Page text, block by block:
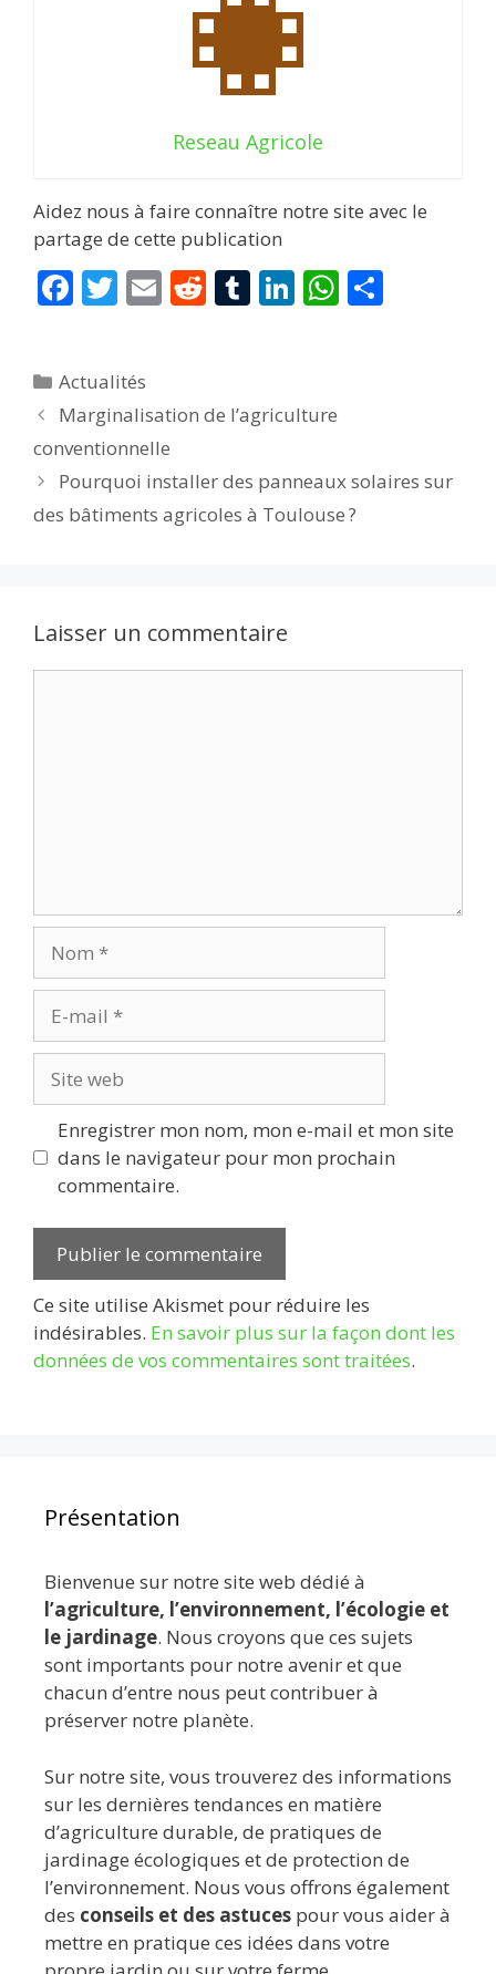
Reseau Agricole
Aidez nous à faire connaître notre site avec le
partage de cette publication
F
b
o
o
k
T
er
E R
t
T
r
Li
dI
W
p
Catégories
Actualités
Marginalisation de l’agriculture
conventionnelle
Pourquoi installer des panneaux solaires sur
des bâtiments agricoles à Toulouse ?
Laisser un commentaire
mail
web
Enregistrer mon nom, mon e-mail et mon site
dans le navigateur pour mon prochain
commentaire.
Ce site utilise Akismet pour réduire les
indésirables. En savoir plus sur la façon dont les
données de vos commentaires sont traitées.
Présentation
Bienvenue sur notre site web dédié à
l’agriculture, l’environnement, l’écologie et
le jardinage. Nous croyons que ces sujets
sont importants pour notre avenir et que
chacun d’entre nous peut contribuer à
préserver notre planète.
Sur notre site, vous trouverez des informations
sur les dernières tendances en matière
d’agriculture durable, de pratiques de
jardinage écologiques et de protection de
l’environnement. Nous vous offrons également
des conseils et des astuces pour vous aider à
mettre en pratique ces idées dans votre